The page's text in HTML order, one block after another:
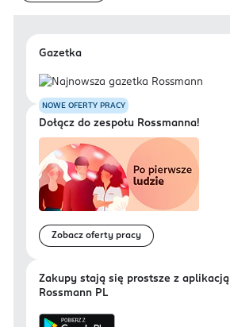
Gazetka
NOWE OFERTY PRACY
Dołącz do zespołu Rossmanna!
Zobacz oferty pracy
Zakupy stają się prostsze z aplikacją
Rossmann PL